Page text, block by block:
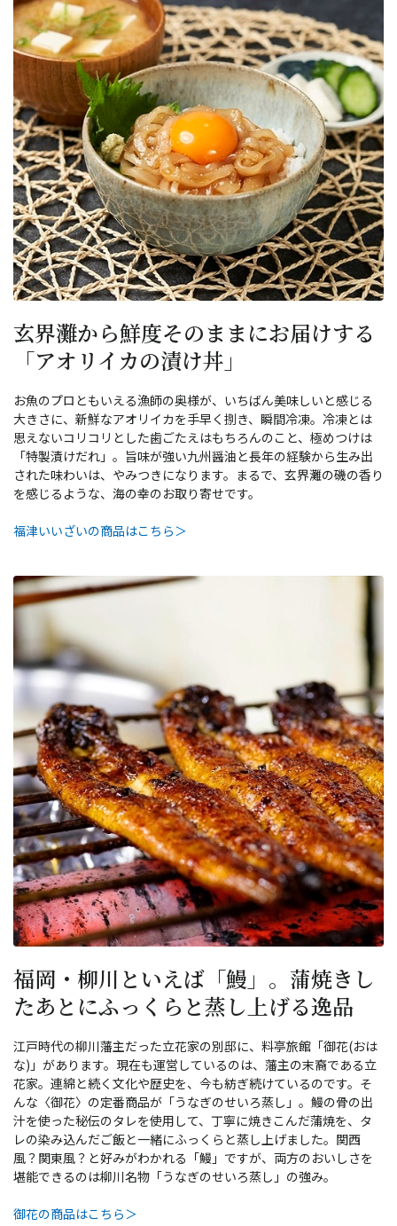
玄界灘から鮮度そのままにお届けする
「アオリイカの漬け丼」
お魚のプロともいえる漁師の奥様が、いちばん美味しいと感じる
大きさに、新鮮なアオリイカを手早く捌き、瞬間冷凍。冷凍とは
思えないコリコリとした歯ごたえはもちろんのこと、極めつけは
「特製漬けだれ」。旨味が強い九州醤油と長年の経験から生み出
された味わいは、やみつきになります。まるで、玄界灘の磯の香り
を感じるような、海の幸のお取り寄せです。
福津いいざいの商品はこちら＞
福岡・柳川といえば「鰻」。蒲焼きし
たあとにふっくらと蒸し上げる逸品
江戸時代の柳川藩主だった立花家の別邸に、料亭旅館「御花(おは
な)」があります。現在も運営しているのは、藩主の末裔である立
花家。連綿と続く文化や歴史を、今も紡ぎ続けているのです。そ
んな〈御花〉の定番商品が「うなぎのせいろ蒸し」。鰻の骨の出
汁を使った秘伝のタレを使用して、丁寧に焼きこんだ蒲焼を、タ
レの染み込んだご飯と一緒にふっくらと蒸し上げました。関西
風？関東風？と好みがわかれる「鰻」ですが、両方のおいしさを
堪能できるのは柳川名物「うなぎのせいろ蒸し」の強み。
御花の商品はこちら＞